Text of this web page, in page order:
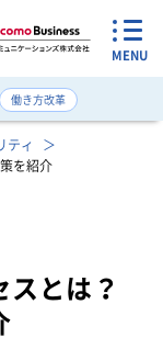
MENU
働き方改革
ク構築改善
ティ
を紹介
スとは？